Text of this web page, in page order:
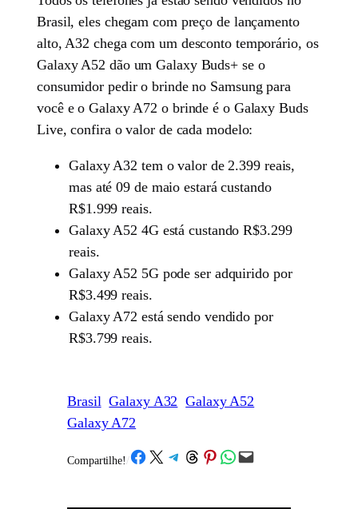
Brasil, eles chegam com preço de lançamento
alto, A32 chega com um desconto temporário, os
Galaxy A52 dão um Galaxy Buds+ se o
consumidor pedir o brinde no Samsung para
você e o Galaxy A72 o brinde é o Galaxy Buds
Live, confira o valor de cada modelo:
Galaxy A32 tem o valor de 2.399 reais,
mas até 09 de maio estará custando
R$1.999 reais.
Galaxy A52 4G está custando R$3.299
reais.
Galaxy A52 5G pode ser adquirido por
R$3.499 reais.
Galaxy A72 está sendo vendido por
R$3.799 reais.
Brasil Galaxy A32 Galaxy A52
Galaxy A72
Compartilhe!/Share on Facebook
Share on X Share on Telegram
Share on Threads
Share on Pinterest
Share on WhatsApp
Email this Page